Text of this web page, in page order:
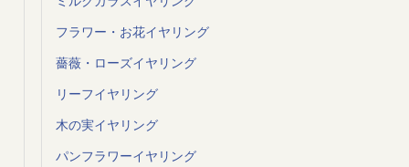
フラワー・お花イヤリング
薔薇・ローズイヤリング
リーフイヤリング
木の実イヤリング
パンフラワーイヤリング